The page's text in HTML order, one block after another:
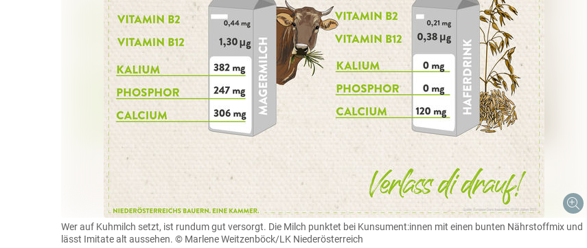
Wer auf Kuhmilch setzt, ist rundum gut versorgt. Die Milch punktet bei Kunsument:innen mit einen bunten Nährstoffmix und
lässt Imitate alt aussehen. © Marlene Weitzenböck/LK Niederösterreich